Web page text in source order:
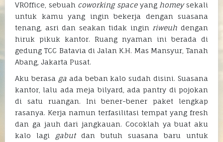
VROffice, sebuah coworking spaceyang homeysekali
untuk kamu yang ingin bekerja dengan suasana
tenang, asri dan seakan tidak ingin riweuh dengan
hiruk pikuk kantor. Ruang nyaman ini berada di
gedung TCC Batavia di Jalan K.H. Mas Mansyur, Tanah
Abang, Jakarta Pusat.
Aku berasa gaada beban kalo sudah disini. Suasana
kantor, lalu ada meja bilyard, ada pantry di pojokan
di satu ruangan. Ini bener-bener paket lengkap
rasanya. Kerja namun terfasilitasi tempat yang fresh
dan ga jauh dari jangkauan. Cocoklah ya buat aku
kalo lagi gabutdan butuh suasana baru untuk